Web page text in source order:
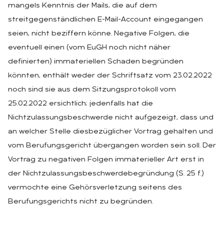
mangels Kenntnis der Mails, die auf dem
streitgegenständlichen E-Mail-Account eingegangen
seien, nicht beziffern könne. Negative Folgen, die
eventuell einen (vom EuGH noch nicht näher
definierten) immateriellen Schaden begründen
könnten, enthält weder der Schriftsatz vom 23.02.2022
noch sind sie aus dem Sitzungsprotokoll vom
25.02.2022 ersichtlich; jedenfalls hat die
Nichtzulassungsbeschwerde nicht aufgezeigt, dass und
an welcher Stelle diesbezüglicher Vortrag gehalten und
vom Berufungsgericht übergangen worden sein soll. Der
Vortrag zu negativen Folgen immaterieller Art erst in
der Nichtzulassungsbeschwerdebegründung (S. 25 f.)
vermochte eine Gehörsverletzung seitens des
Berufungsgerichts nicht zu begründen.